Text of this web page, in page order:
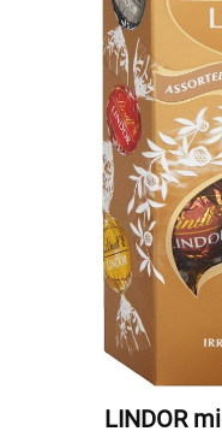
LINDOR